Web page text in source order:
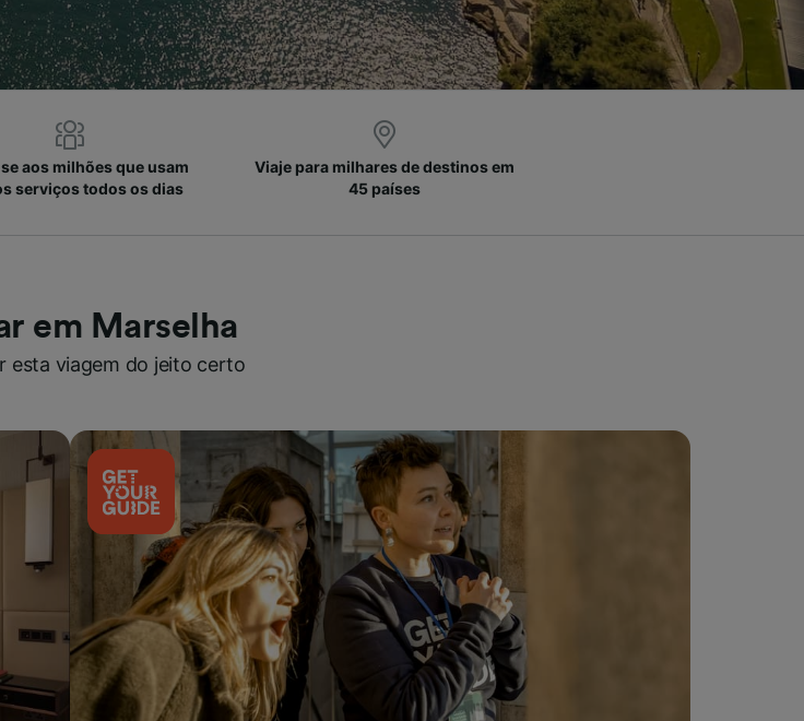
aos milhões que usam
serviços todos os dias
Viaje para milhares de destinos em
45 países
em Marselha
esta viagem do jeito certo